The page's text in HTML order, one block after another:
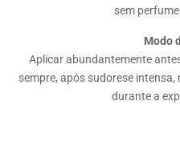
sem
Modo
Aplicar abundantemente
sempre, após sudorese
durante a